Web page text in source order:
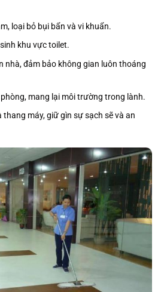
loại bỏ bụi bẩn và vi khuẩn.
khu vực toilet.
nhà, đảm bảo không gian luôn thoáng
mang lại môi trường trong lành.
máy, giữ gìn sự sạch sẽ và an